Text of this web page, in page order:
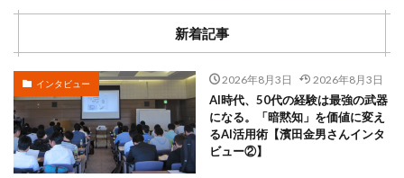
新着記事
インタビュー 2026年8月3日 2026年8月3日
AI時代、50代の経験は最強の武器
になる。「暗黙知」を価値に変え
るAI活用術【濱田金男さんインタ
ビュー②】